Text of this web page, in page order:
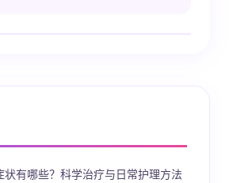
有哪些？科学治疗与日常护理方法